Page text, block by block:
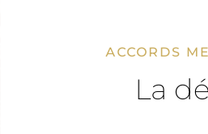
ACCORDS
La